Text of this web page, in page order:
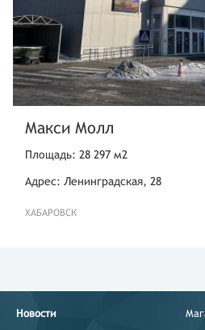
Макси Молл
Площадь: 28 297 м2
Адрес: Ленинградская, 28
ХАБАРОВСК
Новости